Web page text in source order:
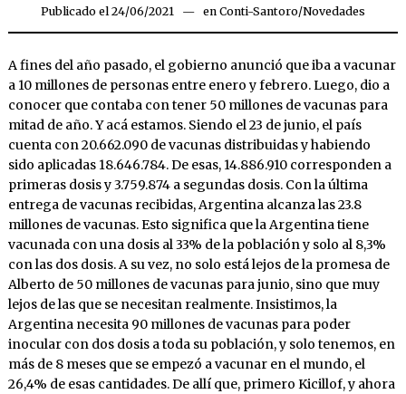
Publicado el 24/06/2021 24/06/2021
en Conti-Santoro/Novedades
A fines del año pasado, el gobierno anunció que iba a vacunar
a 10 millones de personas entre enero y febrero. Luego, dio a
conocer que contaba con tener 50 millones de vacunas para
mitad de año. Y acá estamos. Siendo el 23 de junio, el país
cuenta con 20.662.090 de vacunas distribuidas y habiendo
sido aplicadas 18.646.784. De esas, 14.886.910 corresponden a
primeras dosis y 3.759.874 a segundas dosis. Con la última
entrega de vacunas recibidas, Argentina alcanza las 23.8
millones de vacunas. Esto significa que la Argentina tiene
vacunada con una dosis al 33% de la población y solo al 8,3%
con las dos dosis. A su vez, no solo está lejos de la promesa de
Alberto de 50 millones de vacunas para junio, sino que muy
lejos de las que se necesitan realmente. Insistimos, la
Argentina necesita 90 millones de vacunas para poder
inocular con dos dosis a toda su población, y solo tenemos, en
más de 8 meses que se empezó a vacunar en el mundo, el
26,4% de esas cantidades. De allí que, primero Kicillof, y ahora